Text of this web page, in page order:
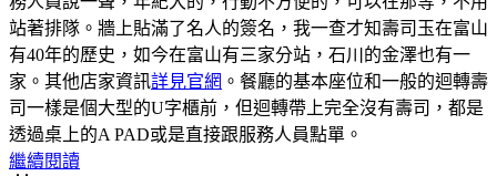
站著排隊。牆上貼滿了名人的簽名，我一查才知壽司玉在富山
有40年的歷史，如今在富山有三家分站，石川的金澤也有一
家。其他店家資訊詳見官網 。餐廳的基本座位和一般的迴轉壽
司一樣是個大型的U字櫃前，但迴轉帶上完全沒有壽司，都是
透過桌上的A PAD或是直接跟服務人員點單。
繼續閱讀